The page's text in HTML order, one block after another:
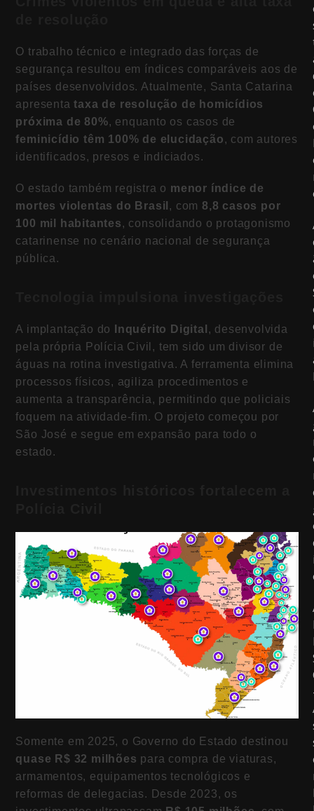
O trabalho técnico e integrado das forças de
segurança resultou em índices comparáveis aos de
países desenvolvidos. Atualmente, Santa Catarina
apresentataxa de resolução de homicídios
próxima de 80%, enquanto os casos de
feminicídio têm 100% de elucidação, com autores
identificados, presos e indiciados.
O estado também registra o menor índice de
mortes violentas do Brasil , com 8,8 casos por
100 mil habitantes, consolidando o protagonismo
catarinense no cenário nacional de segurança
pública.
A implantação do Inquérito Digital , desenvolvida
pela própria Polícia Civil, tem sido um divisor de
águas na rotina investigativa. A ferramenta elimina
processos físicos, agiliza procedimentos e
aumenta a transparência, permitindo que policiais
foquem na atividade-fim. O projeto começou por
São José e segue em expansão para todo o
estado.
Somente em 2025, o Governo do Estado destinou
quase R$ 32 milhões para compra de viaturas,
armamentos, equipamentos tecnológicos e
reformas de delegacias. Desde 2023, os